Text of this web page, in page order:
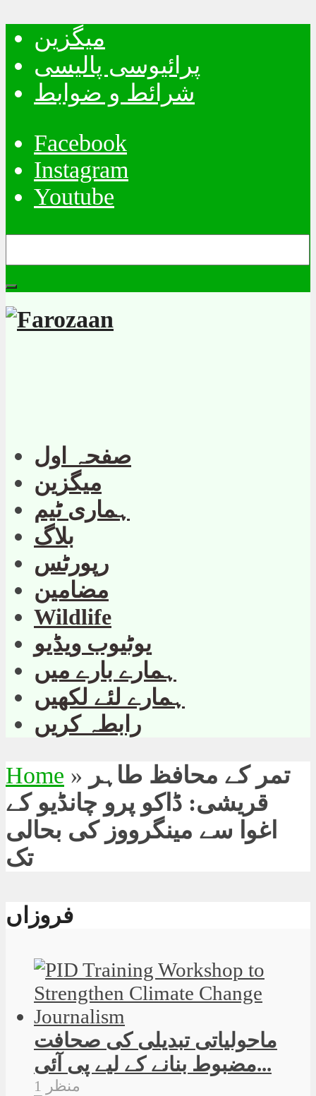
میگزین
پرائیوسی پالیسی
شرائط و ضوابط
Facebook
Instagram
Youtube
صفحہ اول
میگزین
ہماری ٹیم
بلاگ
رپورٹس
مضامین
Wildlife
یوٹیوب ویڈیو
ہمارے بارے میں
ہمارے لئے لکھیں
رابطہ کریں
Home » تمر کے محافظ طاہر
قریشی: ڈاکو پرو چانڈیو کے
اغوا سے مینگرووز کی بحالی
تک
فروزاں
ماحولیاتی تبدیلی کی صحافت
مضبوط بنانے کے لیے پی آئی...
1 منظر